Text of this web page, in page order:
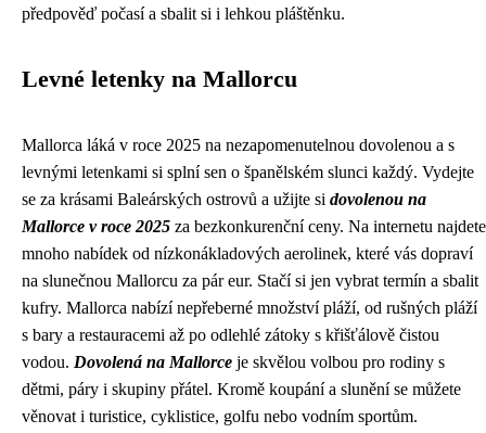
předpověď počasí a sbalit si i lehkou pláštěnku.
Levné letenky na Mallorcu
Mallorca láká v roce 2025 na nezapomenutelnou dovolenou a s
levnými letenkami si splní sen o španělském slunci každý. Vydejte
se za krásami Baleárských ostrovů a užijte si dovolenou na
Mallorce v roce 2025 za bezkonkurenční ceny. Na internetu najdete
mnoho nabídek od nízkonákladových aerolinek, které vás dopraví
na slunečnou Mallorcu za pár eur. Stačí si jen vybrat termín a sbalit
kufry. Mallorca nabízí nepřeberné množství pláží, od rušných pláží
s bary a restauracemi až po odlehlé zátoky s křišťálově čistou
vodou. Dovolená na Mallorce je skvělou volbou pro rodiny s
dětmi, páry i skupiny přátel. Kromě koupání a slunění se můžete
věnovat i turistice, cyklistice, golfu nebo vodním sportům.